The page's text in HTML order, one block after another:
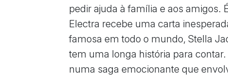
pedir ajuda à família e aos
Electra recebe uma carta
famosa em todo o mundo, Stella
tem uma longa história para
numa saga emocionante que